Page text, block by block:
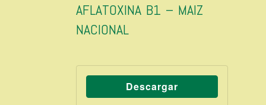
AFLATOXINA B1 – MAIZ
NACIONAL
Descargar